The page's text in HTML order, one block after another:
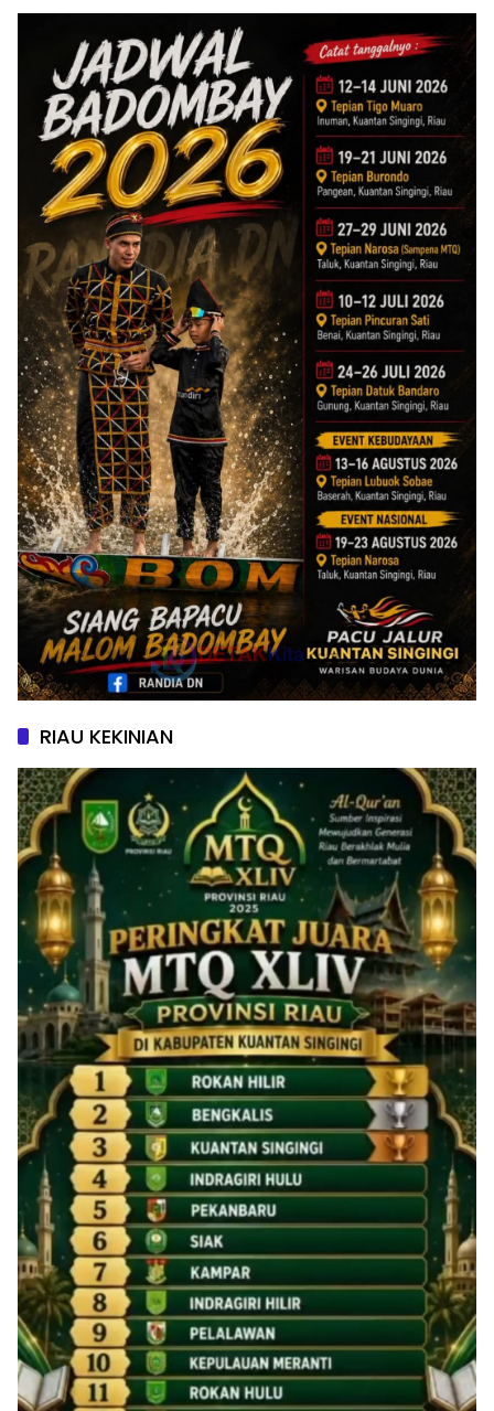
RIAU KEKINIAN